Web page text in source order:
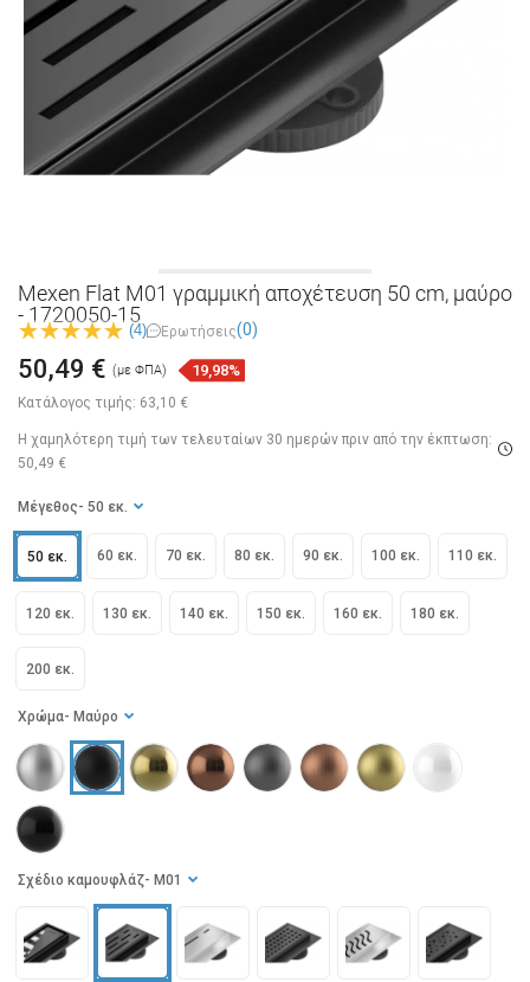
Mexen Flat M01 γραμμική αποχέτευση 50 cm, μαύρο
- 1720050-15
(4) Ερωτήσεις(0)
Κατάλογος τιμής: 63,10 €
50,49 € (με ΦΠΑ) 19,98%
Η χαμηλότερη τιμή των τελευταίων 30 ημερών πριν από την έκπτωση:
50,49 €
Μέγεθος - 50 εκ.
50 εκ. 60 εκ. 70 εκ. 80 εκ. 90 εκ. 100 εκ. 110 εκ.
120 εκ. 130 εκ. 140 εκ. 150 εκ. 160 εκ. 180 εκ.
200 εκ.
Χρώμα - Μαύρο
Σχέδιο καμουφλάζ - M01